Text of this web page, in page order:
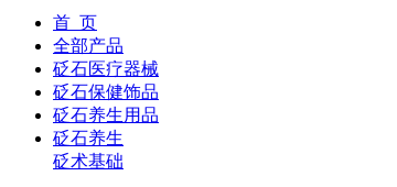
首 页
全部产品
砭石医疗器械
砭石保健饰品
砭石养生用品
砭石养生
砭术基础